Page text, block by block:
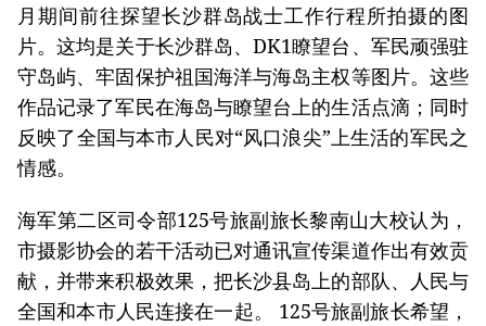
月期间前往探望长沙群岛战士工作行程所拍摄的图
片。这均是关于长沙群岛、DK1瞭望台、军民顽强驻
守岛屿、牢固保护祖国海洋与海岛主权等图片。这些
作品记录了军民在海岛与瞭望台上的生活点滴；同时
反映了全国与本市人民对“风口浪尖”上生活的军民之
情感。
海军第二区司令部125号旅副旅长黎南山大校认为，
市摄影协会的若干活动已对通讯宣传渠道作出有效贡
献，并带来积极效果，把长沙县岛上的部队、人民与
全国和本市人民连接在一起。 125号旅副旅长希望，